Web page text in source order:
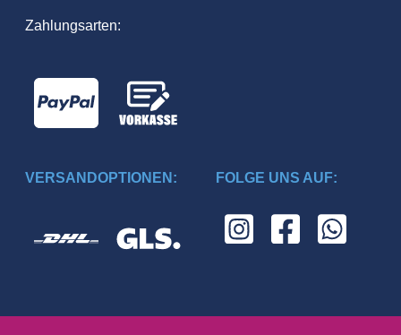
Zahlungsarten:
VERSANDOPTIONEN: FOLGE UNS AUF: